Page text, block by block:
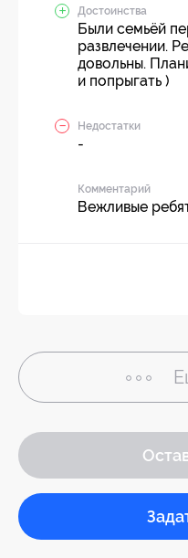
Достоинства
Были семьёй
развлечении.
довольны.
и попрыгать )
Недостатки
-
Комментарий
Вежливые